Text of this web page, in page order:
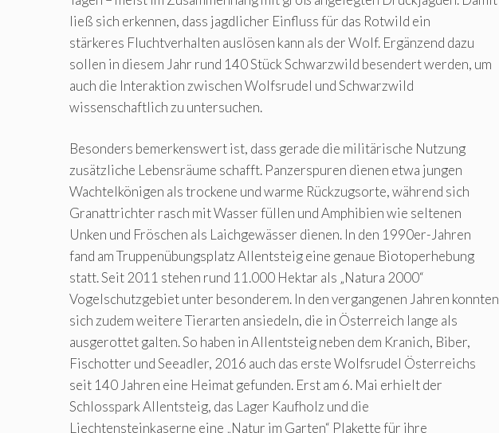
ließ sich erkennen, dass jagdlicher Einfluss für das Rotwild ein
stärkeres Fluchtverhalten auslösen kann als der Wolf. Ergänzend dazu
sollen in diesem Jahr rund 140 Stück Schwarzwild besendert werden, um
auch die Interaktion zwischen Wolfsrudel und Schwarzwild
wissenschaftlich zu untersuchen.
Besonders bemerkenswert ist, dass gerade die militärische Nutzung
zusätzliche Lebensräume schafft. Panzerspuren dienen etwa jungen
Wachtelkönigen als trockene und warme Rückzugsorte, während sich
Granattrichter rasch mit Wasser füllen und Amphibien wie seltenen
Unken und Fröschen als Laichgewässer dienen. In den 1990er-Jahren
fand am Truppenübungsplatz Allentsteig eine genaue Biotoperhebung
statt. Seit 2011 stehen rund 11.000 Hektar als „Natura 2000“
Vogelschutzgebiet unter besonderem. In den vergangenen Jahren konnten
sich zudem weitere Tierarten ansiedeln, die in Österreich lange als
ausgerottet galten. So haben in Allentsteig neben dem Kranich, Biber,
Fischotter und Seeadler, 2016 auch das erste Wolfsrudel Österreichs
seit 140 Jahren eine Heimat gefunden. Erst am 6. Mai erhielt der
Schlosspark Allentsteig, das Lager Kaufholz und die
Liechtensteinkaserne eine „Natur im Garten“ Plakette für ihre